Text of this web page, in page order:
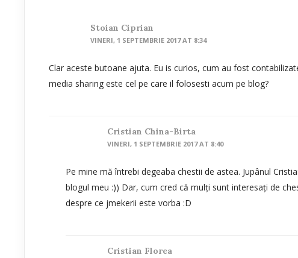
Stoian Ciprian
VINERI, 1 SEPTEMBRIE 2017 AT 8:34
Clar aceste butoane ajuta. Eu is curios, cum au fost
media sharing este cel pe care il folosesti acum pe blog?
Cristian China-Birta
VINERI, 1 SEPTEMBRIE 2017 AT 8:40
Pe mine mă întrebi degeaba chestii de astea. Jupânul
blogul meu :)) Dar, cum cred că mulți sunt interesați de
despre ce jmekerii este vorba :D
Cristian Florea